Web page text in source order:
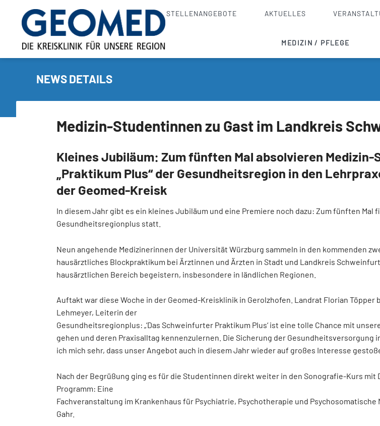
STELLENANGEBOTE AKTUELLES
MEDIZIN / PFLEGE
Orthopädie, Unfallchirurgie,
HNO
Anästhesie und
Palliativversorgung
Fachübergreifend
NEWS DETAILS
Medizin-Studentinnen zu Gast im Landkreis
Kleines Jubiläum: Zum fünften Mal absolvieren Medizin-
„Praktikum Plus“ der Gesundheitsregion in den
der Geomed-Kreisk
In diesem Jahr gibt es ein kleines Jubiläum und eine Premiere noch dazu: Zum fünften Mal
Gesundheitsregionplus statt.
Neun angehende Medizinerinnen der Universität Würzburg sammeln in den kommenden
hausärztliches Blockpraktikum bei Ärztinnen und Ärzten in Stadt und Landkreis
hausärztlichen Bereich begeistern, insbesondere in ländlichen Regionen.
Auftakt war diese Woche in der Geomed-Kreisklinik in Gerolzhofen. Landrat Florian
Lehmeyer, Leiterin der
Gesundheitsregionplus: „‘Das Schweinfurter Praktikum Plus‘ ist eine tolle Chance mit
gehen und deren Praxisalltag kennenzulernen. Die Sicherung der
ich mich sehr, dass unser Angebot auch in diesem Jahr wieder auf großes Interesse
Nach der Begrüßung ging es für die Studentinnen direkt weiter in den Sonografie-Kurs mit
Programm: Eine
Fachveranstaltung im Krankenhaus für Psychiatrie, Psychotherapie und
Gahr.